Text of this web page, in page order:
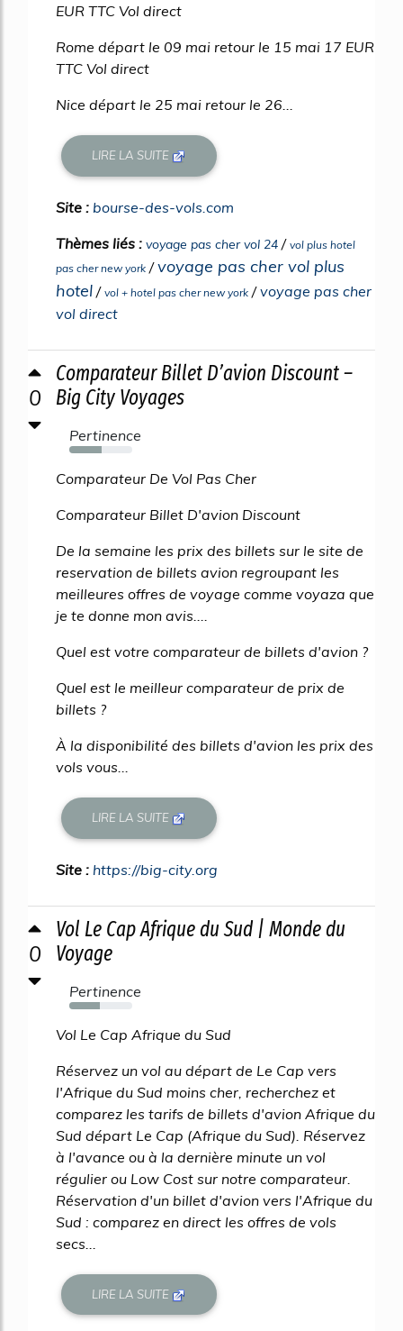
EUR TTC Vol direct
Rome départ le 09 mai retour le 15 mai 17 EUR
TTC Vol direct
Nice départ le 25 mai retour le 26...
LIRE LA SUITE
Site : bourse-des-vols.com
Thèmes liés : voyage pas cher vol 24 / vol plus hotel
pas cher new york /voyage pas cher vol plus
hotel / vol + hotel pas cher new york /voyage pas cher
vol direct
0
Comparateur Billet D’avion Discount –
Big City Voyages
Pertinence
51%
Comparateur De Vol Pas Cher
Comparateur Billet D'avion Discount
De la semaine les prix des billets sur le site de
reservation de billets avion regroupant les
meilleures offres de voyage comme voyaza que
je te donne mon avis....
Quel est votre comparateur de billets d'avion ?
Quel est le meilleur comparateur de prix de
billets ?
À la disponibilité des billets d'avion les prix des
vols vous...
LIRE LA SUITE
Site : https://big-city.org
0
Vol Le Cap Afrique du Sud | Monde du
Voyage
Pertinence
49%
Vol Le Cap Afrique du Sud
Réservez un vol au départ de Le Cap vers
l'Afrique du Sud moins cher, recherchez et
comparez les tarifs de billets d'avion Afrique du
Sud départ Le Cap (Afrique du Sud). Réservez
à l'avance ou à la dernière minute un vol
régulier ou Low Cost sur notre comparateur.
Réservation d'un billet d'avion vers l'Afrique du
Sud : comparez en direct les offres de vols
secs...
LIRE LA SUITE